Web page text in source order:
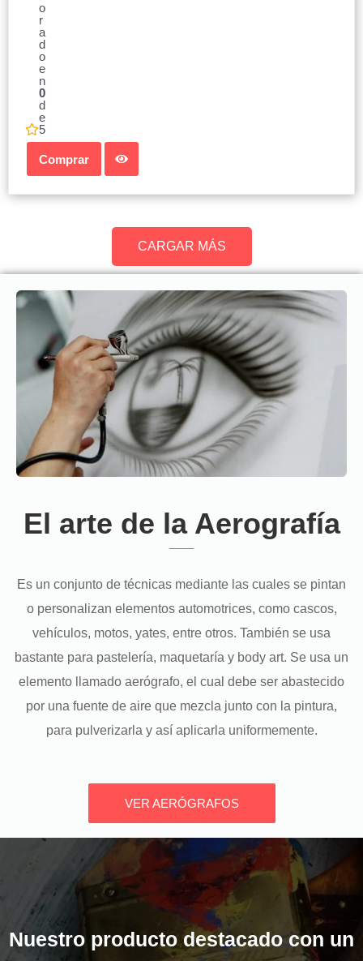
o
r
a
d
o
e
n
0
d
e
5
Comprar
CARGAR MÁS
El arte de la Aerografía
Es un conjunto de técnicas mediante las cuales se pintan
o personalizan elementos automotrices, como cascos,
vehículos, motos, yates, entre otros. También se usa
bastante para pastelería, maquetaría y body art. Se usa un
elemento llamado aerógrafo, el cual debe ser abastecido
por una fuente de aire que mezcla junto con la pintura,
para pulverizarla y así aplicarla uniformemente.
VER AERÓGRAFOS
Nuestro producto destacado con un